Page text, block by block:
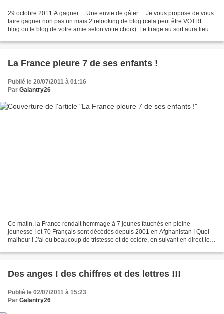
29 octobre 2011 A gagner ... Une envie de gâter ... Je vous propose de vous
faire gagner non pas un mais 2 relooking de blog (cela peut être VOTRE
blog ou le blog de votre amie selon votre choix). Le tirage au sort aura lieu le
La France pleure 7 de ses enfants !
Publié le 20/07/2011 à 01:16
Par Galantry26
Ce matin, la France rendait hommage à 7 jeunes fauchés en pleine
jeunesse ! et 70 Français sont décédés depuis 2001 en Afghanistan ! Quel
malheur ! J'ai eu beaucoup de tristesse et de colère, en suivant en direct les
Des anges ! des chiffres et des lettres !!!
Publié le 02/07/2011 à 15:23
Par Galantry26